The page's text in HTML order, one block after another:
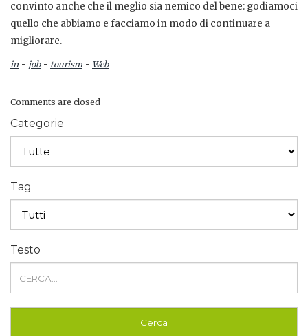
convinto anche che il meglio sia nemico del bene: godiamoci
quello che abbiamo e facciamo in modo di continuare a
migliorare.
in - job- tourism - Web
Comments are closed
Categorie
Tag
Testo